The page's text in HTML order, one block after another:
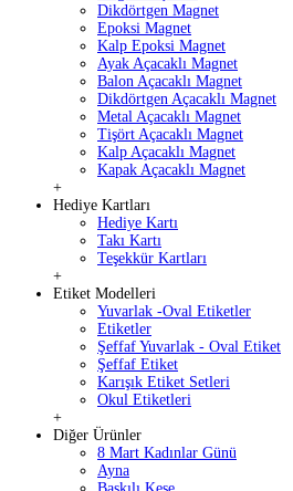
Dikdörtgen Magnet
Epoksi Magnet
Kalp Epoksi Magnet
Ayak Açacaklı Magnet
Balon Açacaklı Magnet
Dikdörtgen Açacaklı Magnet
Metal Açacaklı Magnet
Tişört Açacaklı Magnet
Kalp Açacaklı Magnet
Kapak Açacaklı Magnet
+
Hediye Kartları
Hediye Kartı
Takı Kartı
Teşekkür Kartları
+
Etiket Modelleri
Yuvarlak -Oval Etiketler
Etiketler
Şeffaf Yuvarlak - Oval Etiket
Şeffaf Etiket
Karışık Etiket Setleri
Okul Etiketleri
+
Diğer Ürünler
8 Mart Kadınlar Günü
Ayna